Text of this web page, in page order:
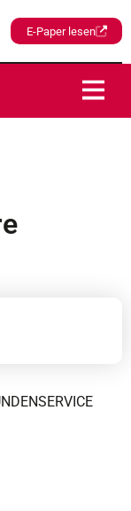
E-Paper lesen